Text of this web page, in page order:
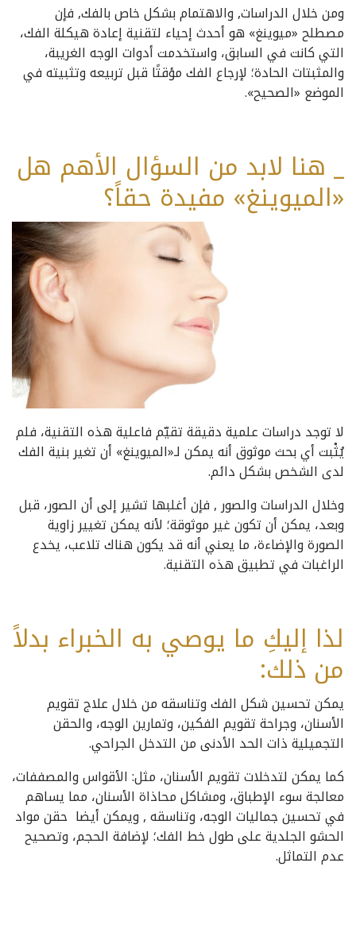
ومن خلال الدراسات, والاهتمام بشكل خاص بالفك, فإن
مصطلح «ميوينغ» هو أحدث إحياء لتقنية إعادة هيكلة الفك،
التي كانت في السابق، واستخدمت أدوات الوجه الغريبة،
والمثبتات الحادة؛ لإرجاع الفك مؤقتًا قبل تربيعه وتثبيته في
الموضع «الصحيح».
_ هنا لابد من السؤال الأهم هل
«الميوينغ» مفيدة حقاً؟
لا توجد دراسات علمية دقيقة تقيّم فاعلية هذه التقنية، فلم
يُثْبت أي بحث موثوق أنه يمكن لـ«الميوينغ» أن تغير بنية الفك
لدى الشخص بشكل دائم.
وخلال الدراسات والصور , فإن أغلبها تشير إلى أن الصور، قبل
وبعد، يمكن أن تكون غير موثوقة؛ لأنه يمكن تغيير زاوية
الصورة والإضاءة، ما يعني أنه قد يكون هناك تلاعب، يخدع
الراغبات في تطبيق هذه التقنية.
لذا إليكِ ما يوصي به الخبراء بدلاً
من ذلك:
يمكن تحسين شكل الفك وتناسقه من خلال علاج تقويم
الأسنان، وجراحة تقويم الفكين، وتمارين الوجه، والحقن
التجميلية ذات الحد الأدنى من التدخل الجراحي.
كما يمكن لتدخلات تقويم الأسنان، مثل: الأقواس والمصففات،
معالجة سوء الإطباق، ومشاكل محاذاة الأسنان، مما يساهم
في تحسين جماليات الوجه، وتناسقه , ويمكن أيضا حقن مواد
الحشو الجلدية على طول خط الفك؛ لإضافة الحجم، وتصحيح
عدم التماثل.